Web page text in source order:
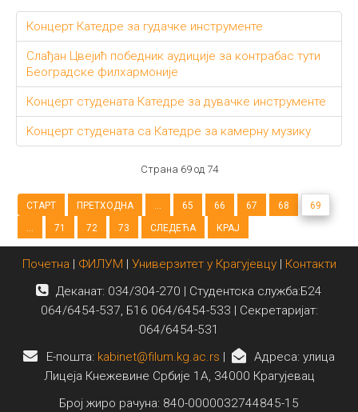
Концерт Катедре за гудачке инструменте
Слађан Цвејић победник аудиције за контрабас тути
Београдске филхармоније
Концерт студената Катедре за дувачке инструменте
Kонцерт студената са Катедре за камерну музику
Страна 69 од 74
СТАРТ ПРЕТХОДНА ... 65 66 67 68
69
...
71 72 73 СЛЕДЕЋА КРАЈ
Почетна ФИЛУМ Универзитет у Крагујевцу| Контакти
Деканат: 034/304-270 | Студентска служба:Б24
064/6454-537, Б16 064/6454-533 | Секретаријат:
064/6454-531
E-пошта: kabinet@filum.kg.ac.rs
Адреса: улица
Лицеја Кнежевине Србије 1А, 34000 Крагујевац
Број жиро рачуна: 840-0000032744845-15